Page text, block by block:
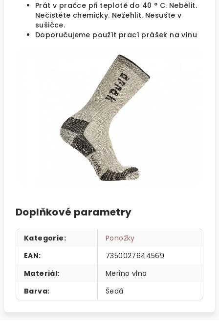
Prát v pračce při teplotě do 40 ° C. Nebělit.
Nečistěte chemicky. Nežehlit. Nesušte v
sušičce.
Doporučujeme použít prací prášek na vlnu
Doplňkové parametry
Kategorie:
Ponožky
EAN:
7350027644569
Materiál:
Merino vlna
Barva: Šedá